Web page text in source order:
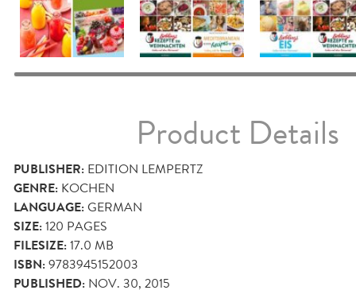
Product Details
PUBLISHER: EDITION LEMPERTZ
GENRE: KOCHEN
LANGUAGE:GERMAN
SIZE:120 PAGES
FILESIZE:17.0 MB
ISBN:9783945152003
PUBLISHED: NOV. 30, 2015